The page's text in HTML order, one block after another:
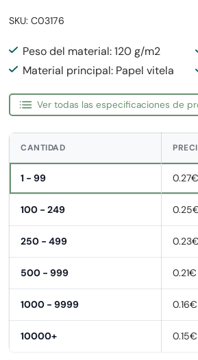
SKU: C03176
Peso del material: 120 g/m2
Material principal: Papel vitela
Ver todas las especificaciones de
CANTIDAD
1 - 99 0.27€
100 - 249
250 - 499 0.23€
500 - 999 0.21€
1000 - 9999 0.16€
10000+ 0.15€